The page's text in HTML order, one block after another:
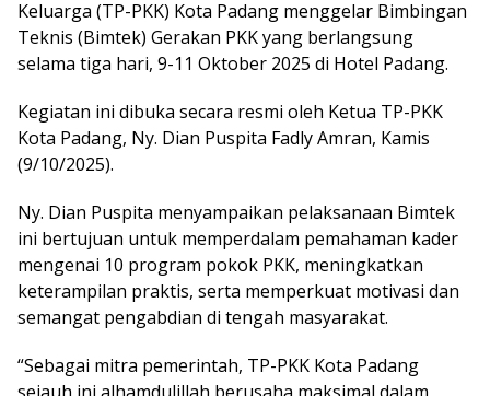
Keluarga (TP-PKK) Kota Padang menggelar Bimbingan
Teknis (Bimtek) Gerakan PKK yang berlangsung
selama tiga hari, 9-11 Oktober 2025 di Hotel Padang.
Kegiatan ini dibuka secara resmi oleh Ketua TP-PKK
Kota Padang, Ny. Dian Puspita Fadly Amran, Kamis
(9/10/2025).
Ny. Dian Puspita menyampaikan pelaksanaan Bimtek
ini bertujuan untuk memperdalam pemahaman kader
mengenai 10 program pokok PKK, meningkatkan
keterampilan praktis, serta memperkuat motivasi dan
semangat pengabdian di tengah masyarakat.
“Sebagai mitra pemerintah, TP-PKK Kota Padang